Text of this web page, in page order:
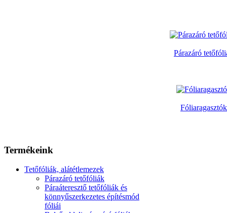
Párazáró
Fóliaragasztók
Termékeink
Tetőfóliák, alátétlemezek
Párazáró tetőfóliák
Páraáteresztő tetőfóliák és
könnyűszerkezetes építésmód
fóliái